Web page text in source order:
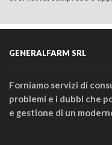
GENERALFARM SRL
Forniamo servizi di
problemi e i dubbi che
e gestione di un